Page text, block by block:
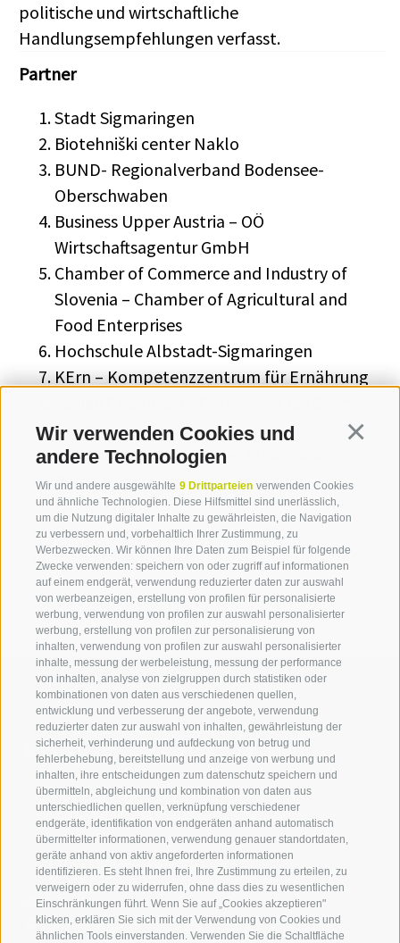
Wir verwenden Cookies und
andere Technologien
Wir und andere ausgewählte 9 Drittparteien verwenden Cookies
und ähnliche Technologien. Diese Hilfsmittel sind unerlässlich,
um die Nutzung digitaler Inhalte zu gewährleisten, die Navigation
zu verbessern und, vorbehaltlich Ihrer Zustimmung, zu
Werbezwecken. Wir können Ihre Daten zum Beispiel für folgende
Zwecke verwenden: speichern von oder zugriff auf informationen
auf einem endgerät, verwendung reduzierter daten zur auswahl
von werbeanzeigen, erstellung von profilen für personalisierte
werbung, verwendung von profilen zur auswahl personalisierter
werbung, erstellung von profilen zur personalisierung von
inhalten, verwendung von profilen zur auswahl personalisierter
inhalte, messung der werbeleistung, messung der performance
von inhalten, analyse von zielgruppen durch statistiken oder
kombinationen von daten aus verschiedenen quellen,
entwicklung und verbesserung der angebote, verwendung
reduzierter daten zur auswahl von inhalten, gewährleistung der
sicherheit, verhinderung und aufdeckung von betrug und
fehlerbehebung, bereitstellung und anzeige von werbung und
inhalten, ihre entscheidungen zum datenschutz speichern und
übermitteln, abgleichung und kombination von daten aus
unterschiedlichen quellen, verknüpfung verschiedener
endgeräte, identifikation von endgeräten anhand automatisch
übermittelter informationen, verwendung genauer standortdaten,
geräte anhand von aktiv angeforderten informationen
identifizieren. Es steht Ihnen frei, Ihre Zustimmung zu erteilen, zu
verweigern oder zu widerrufen, ohne dass dies zu wesentlichen
Einschränkungen führt. Wenn Sie auf „Cookies akzeptieren"
klicken, erklären Sie sich mit der Verwendung von Cookies und
ähnlichen Tools einverstanden. Verwenden Sie die Schaltfläche
politische und wirtschaftliche
Handlungsempfehlungen verfasst.
Partner
Stadt Sigmaringen
Biotehniški center Naklo
BUND- Regionalverband Bodensee-
Oberschwaben
Business Upper Austria – OÖ
Wirtschaftsagentur GmbH
Chamber of Commerce and Industry of
Slovenia – Chamber of Agricultural and
Food Enterprises
Hochschule Albstadt-Sigmaringen
KErn – Kompetenzzentrum für Ernährung
Office of Milan
MCI Management Center Innsbruck
Parco Scientifico Tecnologico per
l'Ambiente
Pôle de compétitivité Terralia
Regio Im Walgau
Kontaktieren Sie uns
IDM Südtirol - Alto Adige
+39 0471 094 000
info[at]idm-suedtirol.com
idm[at]pec.idm-suedtirol.com
SCHREIBEN SIE UNS!
HIER FINDEN SIE UNS